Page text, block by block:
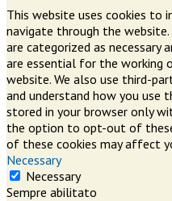
This website uses cookies to
navigate through the
are categorized as necessary
are essential for the working
website. We also use third-
and understand how you use
stored in your browser only
the option to opt-out of
of these cookies may affect
Necessary
Necessary
Sempre abilitato